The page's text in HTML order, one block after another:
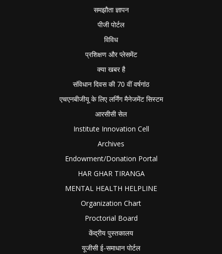
समझौता ज्ञापन
पीजी पोर्टल
विविध
प्रशिक्षण और प्लेसमेंट
क्या खबर है
संविधान दिवस की 70 वीं वर्षगांठ
एचएनबीजीयू के लिए लर्निंग मैनेजमेंट सिस्टम
आरसीसी सेल
Institute Innovation Cell
Archives
Endowment/Donation Portal
HAR GHAR TIRANGA
MENTAL HEALTH HELPLINE
Organization Chart
Proctorial Board
केंद्रीय पुस्तकालय
यूजीसी ई-समाधान पोर्टल